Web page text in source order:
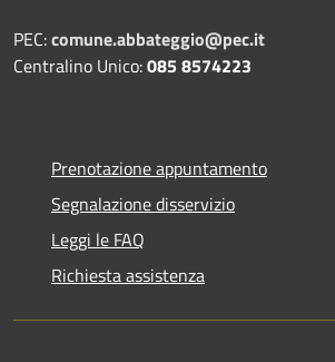
PEC:comune.abbateggio@pec.it
Centralino Unico:085 8574223
Prenotazione appuntamento
Segnalazione disservizio
Leggi le FAQ
Richiesta assistenza